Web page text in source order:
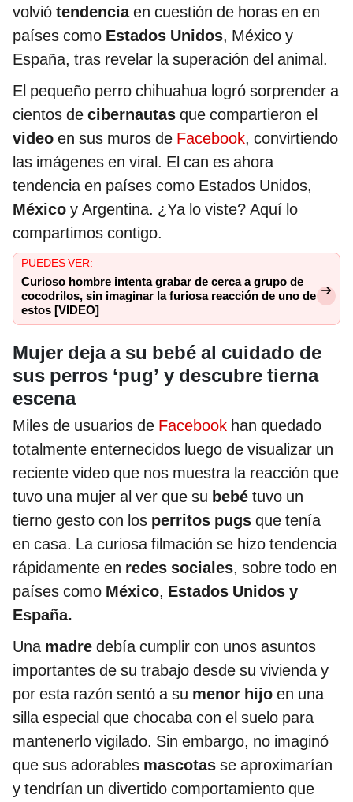
volvió tendenciaen cuestión de horas en en
países como Estados Unidos, México y
España, tras revelar la superación del animal.
El pequeño perro chihuahua logró sorprender a
cientos de cibernautas que compartieron el
video en sus muros de Facebook, convirtiendo
las imágenes en viral. El can es ahora
tendencia en países como Estados Unidos,
México y Argentina. ¿Ya lo viste? Aquí lo
compartimos contigo.
PUEDES VER:
Curioso hombre intenta grabar de cerca a grupo de
cocodrilos, sin imaginar la furiosa reacción de uno de
estos [VIDEO]
Mujer deja a su bebé al cuidado de
sus perros ‘pug’ y descubre tierna
escena
Miles de usuarios de Facebook han quedado
totalmente enternecidos luego de visualizar un
reciente video que nos muestra la reacción que
tuvo una mujer al ver que su bebé tuvo un
tierno gesto con los perritos pugs que tenía
en casa. La curiosa filmación se hizo tendencia
rápidamente en redes sociales, sobre todo en
países como México, Estados Unidos y
España.
Una madre debía cumplir con unos asuntos
importantes de su trabajo desde su vivienda y
por esta razón sentó a su menor hijo en una
silla especial que chocaba con el suelo para
mantenerlo vigilado. Sin embargo, no imaginó
que sus adorables mascotas se aproximarían
y tendrían un divertido comportamiento que